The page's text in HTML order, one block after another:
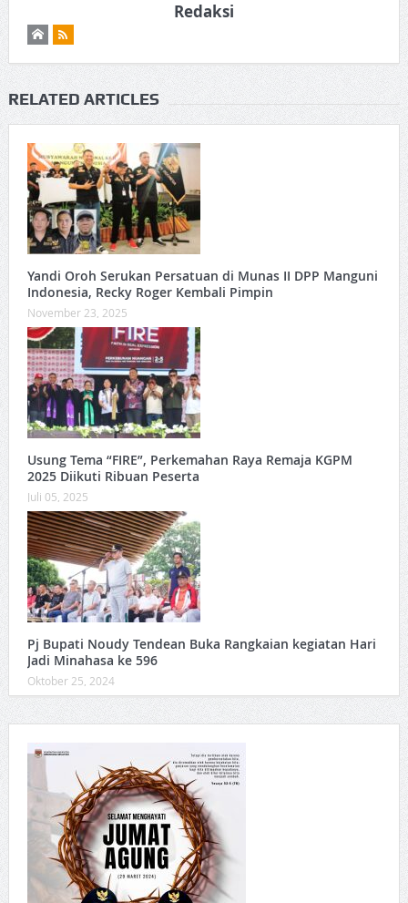
Redaksi
RELATED ARTICLES
Yandi Oroh Serukan Persatuan di Munas II DPP Manguni
Indonesia, Recky Roger Kembali Pimpin
November 23, 2025
Usung Tema “FIRE”, Perkemahan Raya Remaja KGPM
2025 Diikuti Ribuan Peserta
Juli 05, 2025
Pj Bupati Noudy Tendean Buka Rangkaian kegiatan Hari
Jadi Minahasa ke 596
Oktober 25, 2024